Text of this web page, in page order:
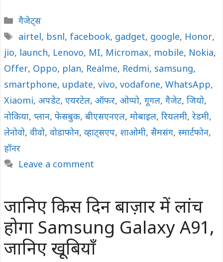
Categories
गैजेट्स
Tags
airtel, bsnl, facebook, gadget, google, Honor,
jio, launch, Lenovo, MI, Micromax, mobile, Nokia,
Offer, Oppo, plan, Realme, Redmi, samsung,
smartphone, update, vivo, vodafone, WhatsApp,
Xiaomi, अपडेट, एयरटेल, ऑफर, ओप्पो, गूगल, गैजेट, जियो,
नोकिया, प्लान, फेसबुक, बीएसएनएल, मोबाइल, रियलमी, रेडमी,
लेनोवो, वीवो, वोडाफोन, व्हाट्सएप, शाओमी, सैमसंग, स्मार्टफोन,
हॉनर
Leave a comment
जानिए किस दिन बाज़ार में लांच
होगा Samsung Galaxy A91,
जानिए खूबियाँ